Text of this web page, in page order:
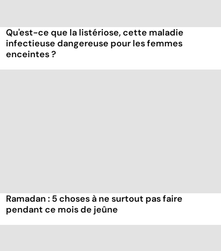
Qu'est-ce que la listériose, cette maladie
infectieuse dangereuse pour les femmes
enceintes ?
Ramadan : 5 choses à ne surtout pas faire
pendant ce mois de jeûne